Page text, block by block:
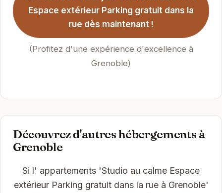
Espace extérieur Parking gratuit dans la
rue dès maintenant !
(Profitez d'une expérience d'excellence à
Grenoble)
Découvrez d'autres hébergements à
Grenoble
Si l' appartements 'Studio au calme Espace
extérieur Parking gratuit dans la rue à Grenoble'